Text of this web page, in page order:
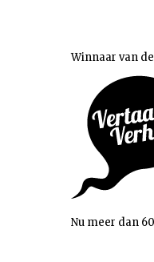
Winnaar van
Nu meer dan